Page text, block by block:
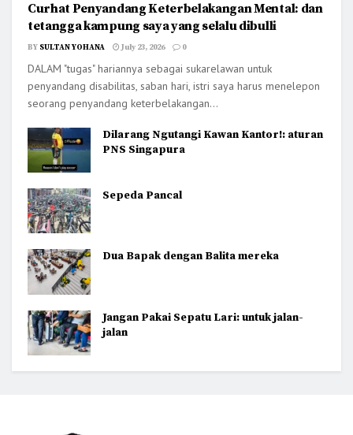
Curhat Penyandang Keterbelakangan Mental: dan
tetangga kampung saya yang selalu dibulli
BY SULTAN YOHANA July 23, 2026 0
DALAM "tugas" hariannya sebagai sukarelawan untuk
penyandang disabilitas, saban hari, istri saya harus menelepon
seorang penyandang keterbelakangan...
Dilarang Ngutangi Kawan Kantor!: aturan
PNS Singapura
Sepeda Pancal
Dua Bapak dengan Balita mereka
Jangan Pakai Sepatu Lari: untuk jalan-
jalan